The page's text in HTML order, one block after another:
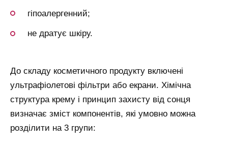
гіпоалергенний;
не дратує шкіру.
До складу косметичного продукту включені
ультрафіолетові фільтри або екрани. Хімічна
структура крему і принцип захисту від сонця
визначає зміст компонентів, які умовно можна
розділити на 3 групи: